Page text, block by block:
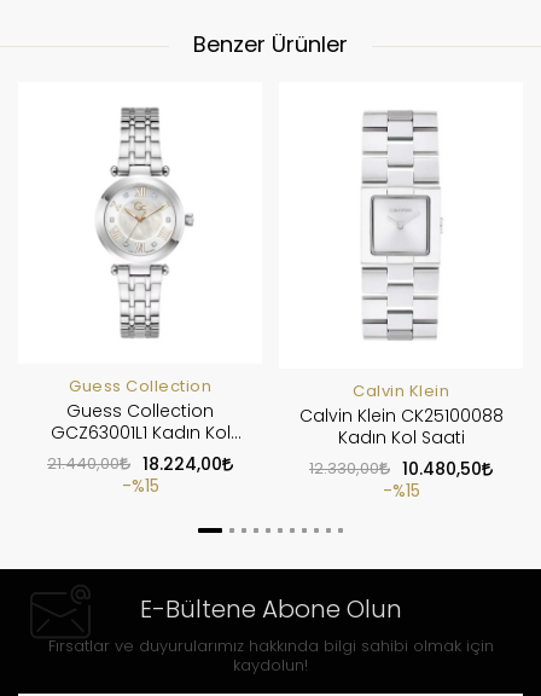
Benzer Ürünler
Guess Collection
Guess Collection
GCZ63001L1 Kadın Kol
Saati
21.440,00
18.224,00
%15
Calvin Klein
Calvin Klein CK25100088
Kadın Kol Saati
12.330,00
10.480,50
%15
E-Bültene Abone Olun
Fırsatlar ve duyurularımız hakkında bilgi sahibi olmak için
kaydolun!